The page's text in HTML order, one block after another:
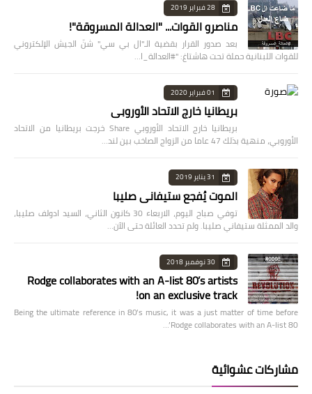
28 فبراير 2019
مناصرو القوات... "العدالة المسروقة"!
بعد صدور القرار بقضية الـ"ال بي سي" شنّ الجيش الإلكتروني
للقوات اللبنانية حملة تحت هاشتاغ: "#العدالة_ا…
01 فبراير 2020
بريطانيا خارج الاتحاد الأوروبي
بريطانيا خارج الاتحاد الأوروبي Share خرجت بريطانيا من الاتحاد
الأوروبي، منهية بذلك 47 عاما من الزواج الصاخب بين لند…
31 يناير 2019
الموت يُفجع ستيفاني صليبا
توفي صباح اليوم، الاربعاء 30 كانون الثاني، السيد ادولف صليبا،
والد الممثلة ستيفاني صليبا. ولم تحدد العائلة حتى الآن…
30 نوفمبر 2018
Rodge collaborates with an A-list 80’s artists
on an exclusive track!
Being the ultimate reference in 80’s music, it was a just matter of time before
Rodge collaborates with an A-list 80’…
مشاركات عشوائية